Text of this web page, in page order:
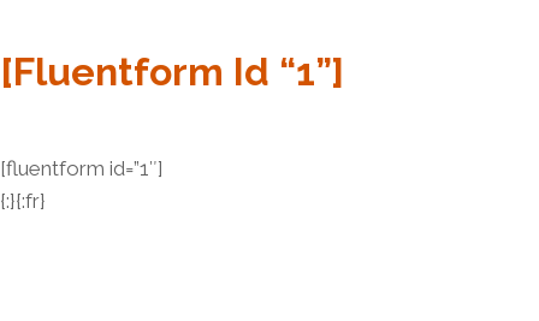
[fluentform Id “1”]
[fluentform id=”1″]
{:}{:fr}